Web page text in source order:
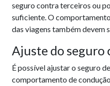
seguro contra terceiros ou
suficiente. O
das viagens também devem
Ajuste do seguro
É possível ajustar o seguro
comportamento de